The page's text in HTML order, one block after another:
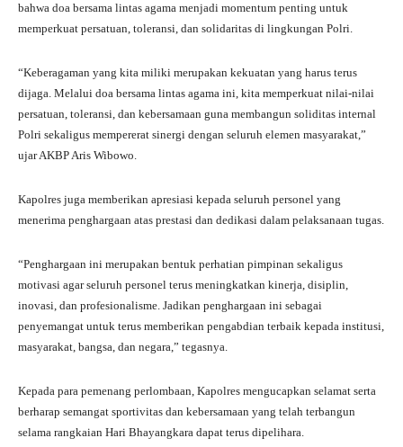
bahwa doa bersama lintas agama menjadi momentum penting untuk
memperkuat persatuan, toleransi, dan solidaritas di lingkungan Polri.
“Keberagaman yang kita miliki merupakan kekuatan yang harus terus
dijaga. Melalui doa bersama lintas agama ini, kita memperkuat nilai-nilai
persatuan, toleransi, dan kebersamaan guna membangun soliditas internal
Polri sekaligus mempererat sinergi dengan seluruh elemen masyarakat,”
ujar AKBP Aris Wibowo.
Kapolres juga memberikan apresiasi kepada seluruh personel yang
menerima penghargaan atas prestasi dan dedikasi dalam pelaksanaan tugas.
“Penghargaan ini merupakan bentuk perhatian pimpinan sekaligus
motivasi agar seluruh personel terus meningkatkan kinerja, disiplin,
inovasi, dan profesionalisme. Jadikan penghargaan ini sebagai
penyemangat untuk terus memberikan pengabdian terbaik kepada institusi,
masyarakat, bangsa, dan negara,” tegasnya.
Kepada para pemenang perlombaan, Kapolres mengucapkan selamat serta
berharap semangat sportivitas dan kebersamaan yang telah terbangun
selama rangkaian Hari Bhayangkara dapat terus dipelihara.